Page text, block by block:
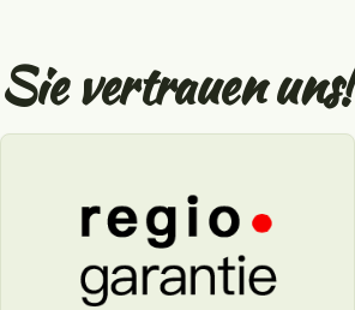
Sie vertrauen uns!